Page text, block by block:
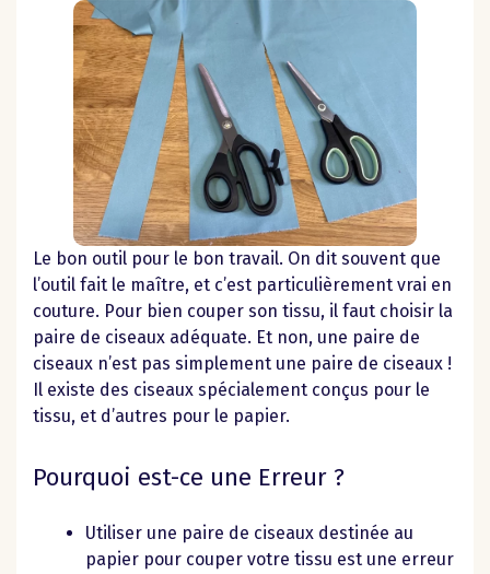
Le bon outil pour le bon travail. On dit souvent que
l’outil fait le maître, et c’est particulièrement vrai en
couture. Pour bien couper son tissu, il faut choisir la
paire de ciseaux adéquate. Et non, une paire de
ciseaux n’est pas simplement une paire de ciseaux !
Il existe des ciseaux spécialement conçus pour le
tissu, et d’autres pour le papier.
Pourquoi est-ce une Erreur ?
Utiliser une paire de ciseaux destinée au
papier pour couper votre tissu est une erreur